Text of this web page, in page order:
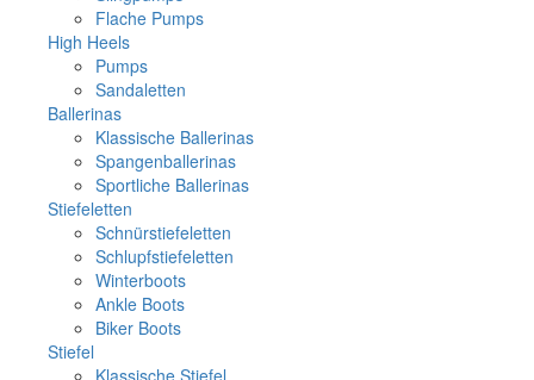
Flache Pumps
High Heels
Pumps
Sandaletten
Ballerinas
Klassische Ballerinas
Spangenballerinas
Sportliche Ballerinas
Stiefeletten
Schnürstiefeletten
Schlupfstiefeletten
Winterboots
Ankle Boots
Biker Boots
Stiefel